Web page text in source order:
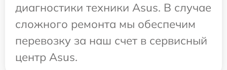
диагностики техники Asus. В случае
сложного ремонта мы обеспечим
перевозку за наш счет в сервисный
центр Asus.